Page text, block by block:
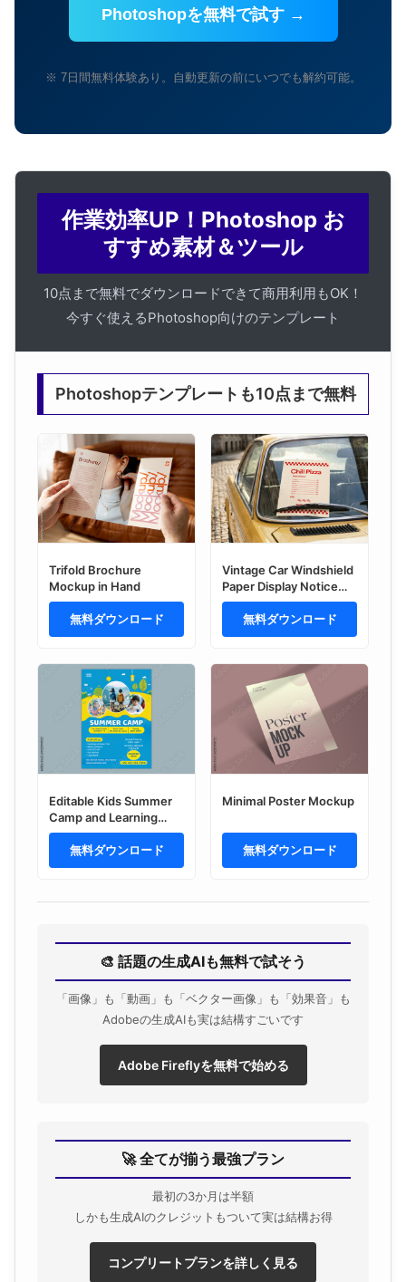
Photoshopを無料で試す →
※ 7日間無料体験あり。自動更新の前にいつでも解約可能。
作業効率UP！Photoshop お
すすめ素材＆ツール
10点まで無料でダウンロードできて商用利用もOK！
今すぐ使えるPhotoshop向けのテンプレート
Photoshopテンプレートも10点まで無料
Trifold Brochure
Mockup in Hand
無料ダウンロード
Vintage Car Windshield
Paper Display Notice
Mockup
無料ダウンロード
Editable Kids Summer
Camp and Learning
Program Flyer Template
Design in Blue and
Yellow Theme with
Registration Promotion.
無料ダウンロード
Minimal Poster Mockup
無料ダウンロード
🎨 話題の生成AIも無料で試そう
「画像」も「動画」も「ベクター画像」も「効果音」も
Adobeの生成AIも実は結構すごいです
Adobe Fireflyを無料で始める
🚀 全てが揃う最強プラン
最初の3か月は半額
しかも生成AIのクレジットもついて実は結構お得
コンプリートプランを詳しく見る